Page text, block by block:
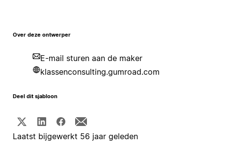
Over deze ontwerper
E-mail sturen aan de maker
klassenconsulting.gumroad.com
Deel dit sjabloon
Laatst bijgewerkt 56 jaar geleden